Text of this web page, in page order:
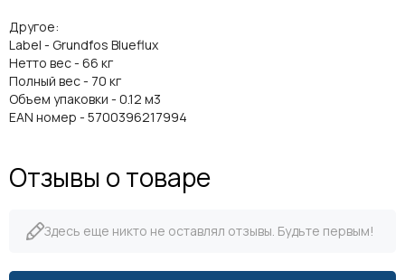
Другое:
Label - Grundfos Blueflux
Нетто вес - 66 кг
Полный вес - 70 кг
Объем упаковки - 0.12 м3
EAN номер - 5700396217994
Отзывы о товаре
Здесь еще никто не оставлял отзывы. Будьте первым!